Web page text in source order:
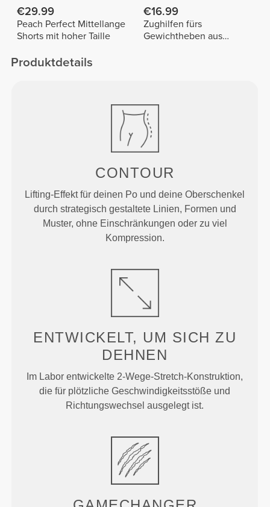
€29.99
Peach Perfect Mittellange
Shorts mit hoher Taille
€16.99
Zughilfen fürs
Gewichtheben aus
Produktdetails
CONTOUR
Lifting-Effekt für deinen Po und deine Oberschenkel
durch strategisch gestaltete Linien, Formen und
Muster, ohne Einschränkungen oder zu viel
Kompression.
ENTWICKELT, UM SICH ZU
DEHNEN
Im Labor entwickelte 2-Wege-Stretch-Konstruktion,
die für plötzliche Geschwindigkeitsstöße und
Richtungswechsel ausgelegt ist.